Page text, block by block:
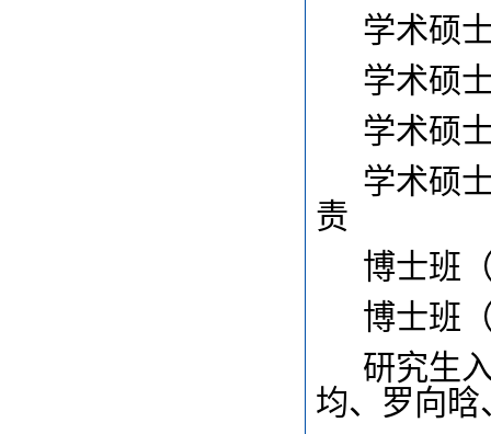
学术硕
学术硕
学术硕
学术硕
责
博士班
博士班
研究生
均、罗向晗